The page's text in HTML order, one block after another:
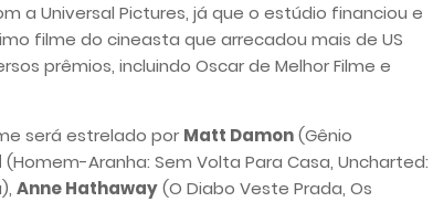
a Universal Pictures, já que o estúdio financiou e
filme do cineasta que arrecadou mais de US
prêmios, incluindo Oscar de Melhor Filme e
será estrelado por Matt Damon(Gênio
(Homem-Aranha: Sem Volta Para Casa, Uncharted:
Anne Hathaway(O Diabo Veste Prada, Os